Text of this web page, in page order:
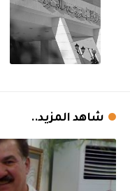
شاهد المزيد..